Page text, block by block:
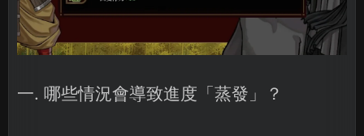
一. 哪些情況會導致進度「蒸發」？